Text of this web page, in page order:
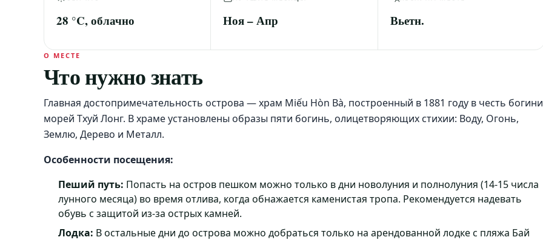
28 °C, облачно Ноя – Апр Вьетн.
О МЕСТЕ
Что нужно знать
Главная достопримечательность острова — храм Miếu Hòn Bà, построенный в 1881 году в честь богини
морей Тхуй Лонг. В храме установлены образы пяти богинь, олицетворяющих стихии: Воду, Огонь,
Землю, Дерево и Металл.
Особенности посещения:
Пеший путь: Попасть на остров пешком можно только в дни новолуния и полнолуния (14-15 числа
лунного месяца) во время отлива, когда обнажается каменистая тропа. Рекомендуется надевать
обувь с защитой из-за острых камней.
Лодка: В остальные дни до острова можно добраться только на арендованной лодке с пляжа Бай